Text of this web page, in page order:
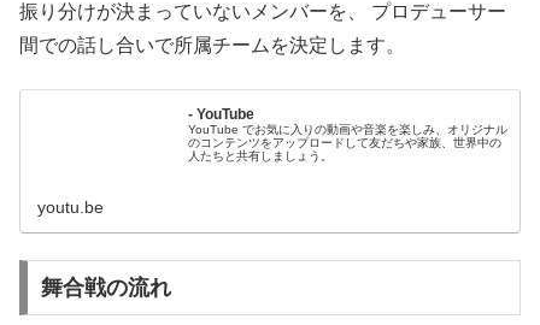
振り分けが決まっていないメンバーを、 プロデューサー
間での話し合いで所属チームを決定します。
- YouTube
YouTube でお気に入りの動画や音楽を楽しみ、オリジナル
のコンテンツをアップロードして友だちや家族、世界中の
人たちと共有しましょう。
youtu.be
舞合戦の流れ